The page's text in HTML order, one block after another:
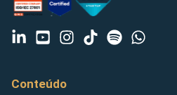
Conteúdo